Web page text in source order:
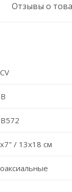
Отзывы о
/ 13x18 см